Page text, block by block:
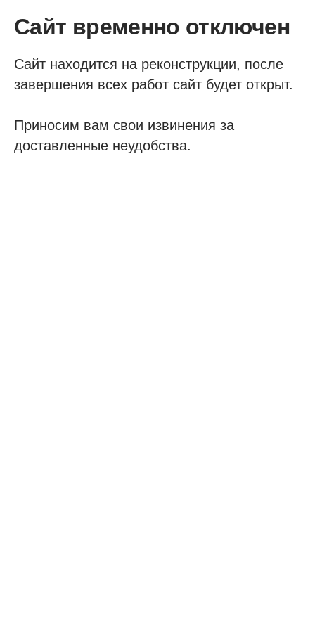
Сайт временно отключен
Сайт находится на реконструкции, после
завершения всех работ сайт будет открыт.
Приносим вам свои извинения за
доставленные неудобства.